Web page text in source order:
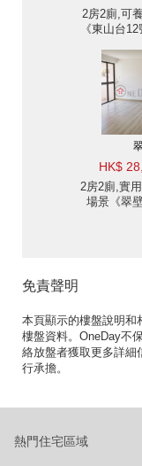
2房2廁,可
《東山台
HK$
2房2廁,實
場景《翠
免責聲明
本頁顯示的樓盤說明和
樓盤資料。OneDay不
絡放盤者獲取更多詳細
行承擔。
熱門住宅區域